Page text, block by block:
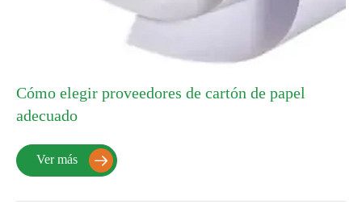
Cómo elegir proveedores de cartón de papel
adecuado
Ver más 